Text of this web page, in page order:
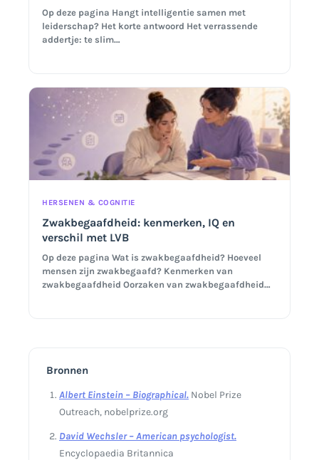
Op deze pagina Hangt intelligentie samen met
leiderschap? Het korte antwoord Het verrassende
addertje: te slim…
HERSENEN & COGNITIE
Zwakbegaafdheid: kenmerken, IQ en
verschil met LVB
Op deze pagina Wat is zwakbegaafdheid? Hoeveel
mensen zijn zwakbegaafd? Kenmerken van
zwakbegaafdheid Oorzaken van zwakbegaafdheid…
Bronnen
Albert Einstein – Biographical. Nobel Prize
Outreach, nobelprize.org
David Wechsler – American psychologist.
Encyclopaedia Britannica